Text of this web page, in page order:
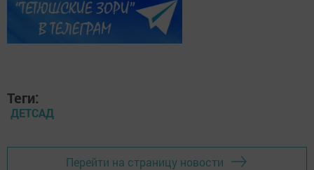
Теги:
ДЕТСАД
Перейти на страницу новости